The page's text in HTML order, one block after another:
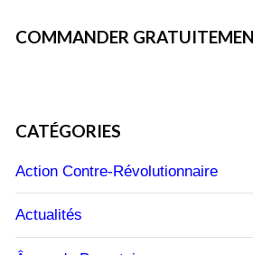
COMMANDER
CATÉGORIES
Action Contre-Révolutionnaire
Actualités